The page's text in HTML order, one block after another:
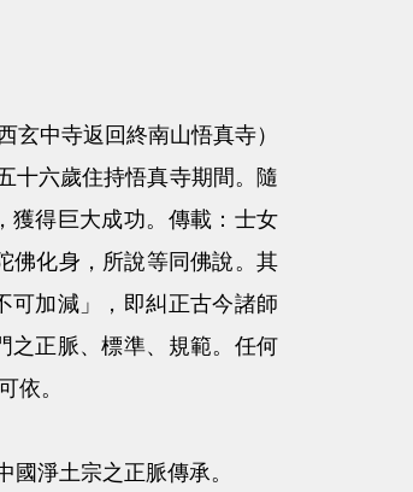
中寺返回終南山悟真寺）
十六歲住持悟真寺期間。隨
獲得巨大成功。傳載：士女
佛化身，所說等同佛說。其
可加減」，即糾正古今諸師
之正脈、標準、規範。任何
依。
國淨土宗之正脈傳承。